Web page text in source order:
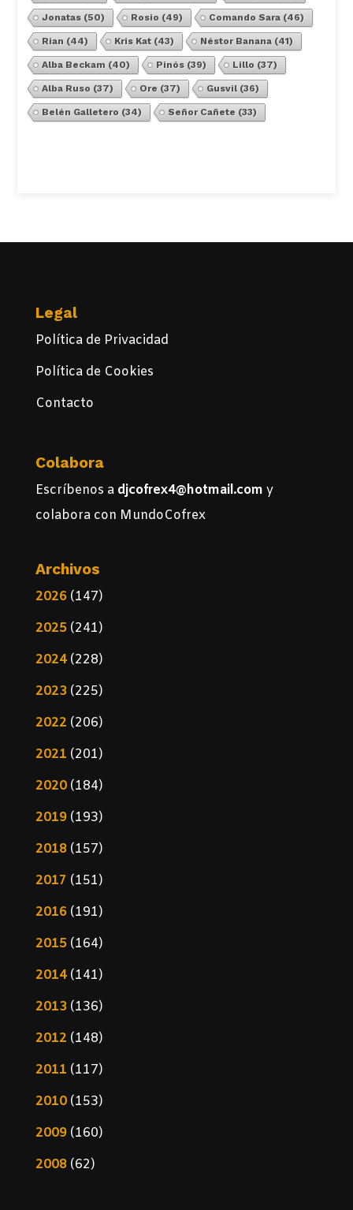
Jonatas(50) Rosio (49) Comando Sara(46)
Rian (44) Kris Kat(43) Néstor Banana(41)
Alba Beckam (40) Pinós(39) Lillo (37)
Alba Ruso (37) Ore (37) Gusvil(36)
Belén Galletero (34) Señor Cañete (33)
Legal
Política de Privacidad
Política de Cookies
Contacto
Colabora
Escríbenos a djcofrex4@hotmail.com y
colabora con MundoCofrex
Archivos
2026(147)
2025(241)
2024(228)
2023(225)
2022 (206)
2021 (201)
2020(184)
2019(193)
2018(157)
2017 (151)
2016(191)
2015(164)
2014(141)
2013(136)
2012 (148)
2011 (117)
2010(153)
2009(160)
2008(62)